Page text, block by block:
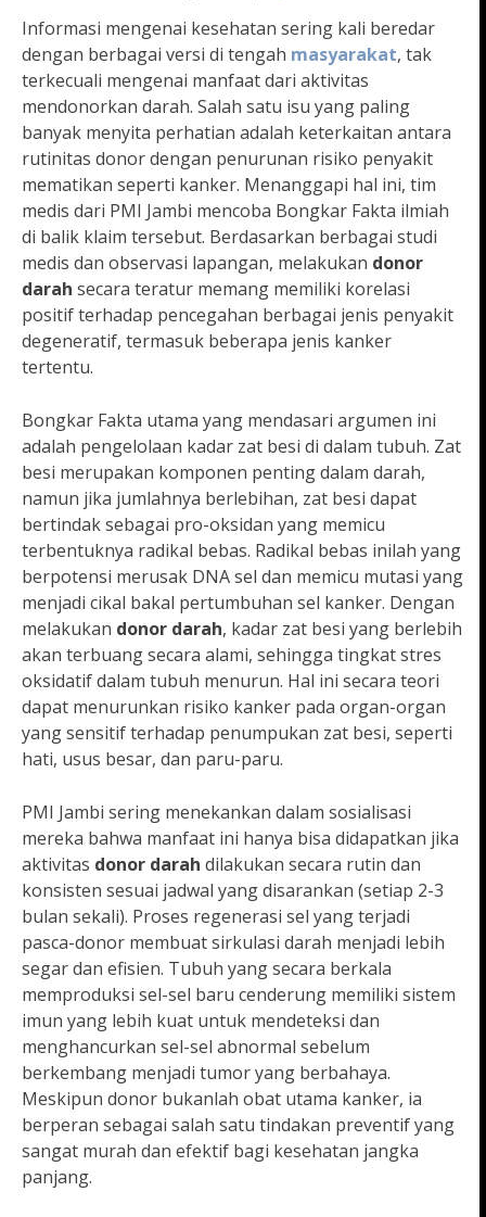
Informasi mengenai kesehatan sering kali beredar
dengan berbagai versi di tengah masyarakat, tak
terkecuali mengenai manfaat dari aktivitas
mendonorkan darah. Salah satu isu yang paling
banyak menyita perhatian adalah keterkaitan antara
rutinitas donor dengan penurunan risiko penyakit
mematikan seperti kanker. Menanggapi hal ini, tim
medis dari PMI Jambi mencoba Bongkar Fakta ilmiah
di balik klaim tersebut. Berdasarkan berbagai studi
medis dan observasi lapangan, melakukan donor
darah secara teratur memang memiliki korelasi
positif terhadap pencegahan berbagai jenis penyakit
degeneratif, termasuk beberapa jenis kanker
tertentu.
Bongkar Fakta utama yang mendasari argumen ini
adalah pengelolaan kadar zat besi di dalam tubuh. Zat
besi merupakan komponen penting dalam darah,
namun jika jumlahnya berlebihan, zat besi dapat
bertindak sebagai pro-oksidan yang memicu
terbentuknya radikal bebas. Radikal bebas inilah yang
berpotensi merusak DNA sel dan memicu mutasi yang
menjadi cikal bakal pertumbuhan sel kanker. Dengan
melakukan donor darah, kadar zat besi yang berlebih
akan terbuang secara alami, sehingga tingkat stres
oksidatif dalam tubuh menurun. Hal ini secara teori
dapat menurunkan risiko kanker pada organ-organ
yang sensitif terhadap penumpukan zat besi, seperti
hati, usus besar, dan paru-paru.
PMI Jambi sering menekankan dalam sosialisasi
mereka bahwa manfaat ini hanya bisa didapatkan jika
aktivitas donor darah dilakukan secara rutin dan
konsisten sesuai jadwal yang disarankan (setiap 2-3
bulan sekali). Proses regenerasi sel yang terjadi
pasca-donor membuat sirkulasi darah menjadi lebih
segar dan efisien. Tubuh yang secara berkala
memproduksi sel-sel baru cenderung memiliki sistem
imun yang lebih kuat untuk mendeteksi dan
menghancurkan sel-sel abnormal sebelum
berkembang menjadi tumor yang berbahaya.
Meskipun donor bukanlah obat utama kanker, ia
berperan sebagai salah satu tindakan preventif yang
sangat murah dan efektif bagi kesehatan jangka
panjang.